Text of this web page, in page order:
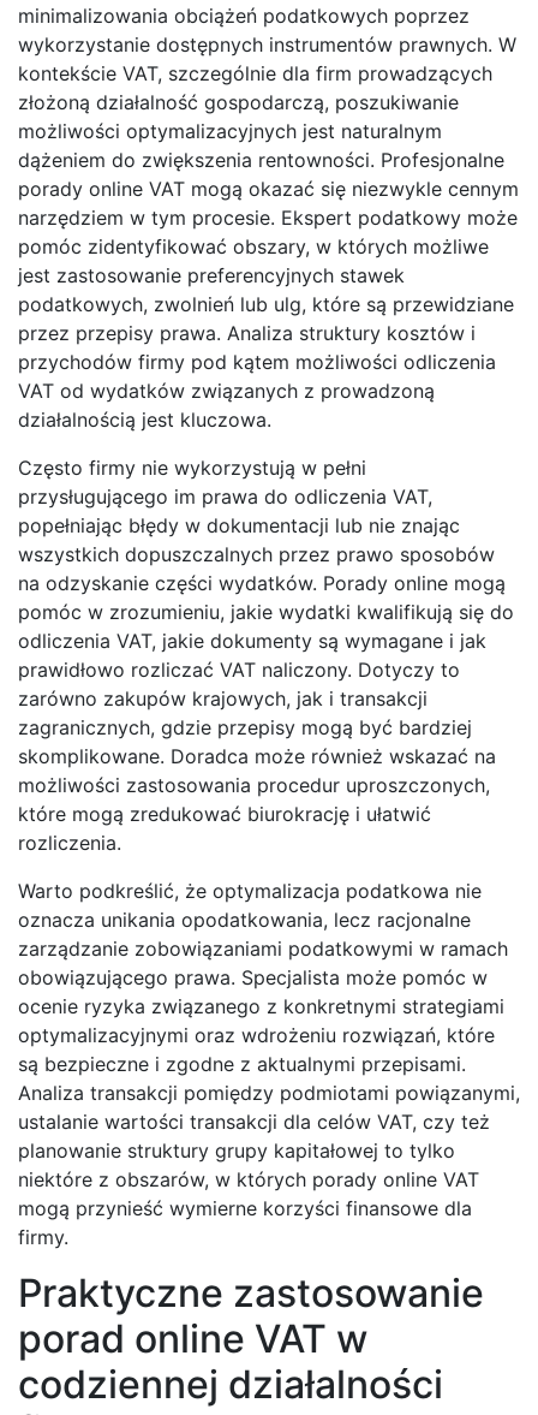
minimalizowania obciążeń podatkowych poprzez
wykorzystanie dostępnych instrumentów prawnych. W
kontekście VAT, szczególnie dla firm prowadzących
złożoną działalność gospodarczą, poszukiwanie
możliwości optymalizacyjnych jest naturalnym
dążeniem do zwiększenia rentowności. Profesjonalne
porady online VAT mogą okazać się niezwykle cennym
narzędziem w tym procesie. Ekspert podatkowy może
pomóc zidentyfikować obszary, w których możliwe
jest zastosowanie preferencyjnych stawek
podatkowych, zwolnień lub ulg, które są przewidziane
przez przepisy prawa. Analiza struktury kosztów i
przychodów firmy pod kątem możliwości odliczenia
VAT od wydatków związanych z prowadzoną
działalnością jest kluczowa.
Często firmy nie wykorzystują w pełni
przysługującego im prawa do odliczenia VAT,
popełniając błędy w dokumentacji lub nie znając
wszystkich dopuszczalnych przez prawo sposobów
na odzyskanie części wydatków. Porady online mogą
pomóc w zrozumieniu, jakie wydatki kwalifikują się do
odliczenia VAT, jakie dokumenty są wymagane i jak
prawidłowo rozliczać VAT naliczony. Dotyczy to
zarówno zakupów krajowych, jak i transakcji
zagranicznych, gdzie przepisy mogą być bardziej
skomplikowane. Doradca może również wskazać na
możliwości zastosowania procedur uproszczonych,
które mogą zredukować biurokrację i ułatwić
rozliczenia.
Warto podkreślić, że optymalizacja podatkowa nie
oznacza unikania opodatkowania, lecz racjonalne
zarządzanie zobowiązaniami podatkowymi w ramach
obowiązującego prawa. Specjalista może pomóc w
ocenie ryzyka związanego z konkretnymi strategiami
optymalizacyjnymi oraz wdrożeniu rozwiązań, które
są bezpieczne i zgodne z aktualnymi przepisami.
Analiza transakcji pomiędzy podmiotami powiązanymi,
ustalanie wartości transakcji dla celów VAT, czy też
planowanie struktury grupy kapitałowej to tylko
niektóre z obszarów, w których porady online VAT
mogą przynieść wymierne korzyści finansowe dla
firmy.
Praktyczne zastosowanie
porad online VAT w
codziennej działalności